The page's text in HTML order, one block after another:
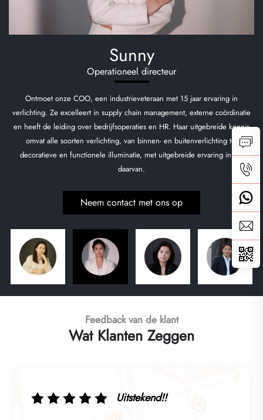
met 15 jaar ervaring in
externe coördinatie
en HR. Haar uitgebreide kennis
en buitenverlichting tot
uitgebreide ervaring in elk
Onze Export Verkoopmanager, met
verlichtingsindustrie, begon haar carrière
heeft een grote ervaring in alle sectoren
communicatie en onderhoudt een
bekend om haar uitgebreide
Neem contact met
Feedback van de klant
Wat Klanten Zeggen
Uitstekend!!